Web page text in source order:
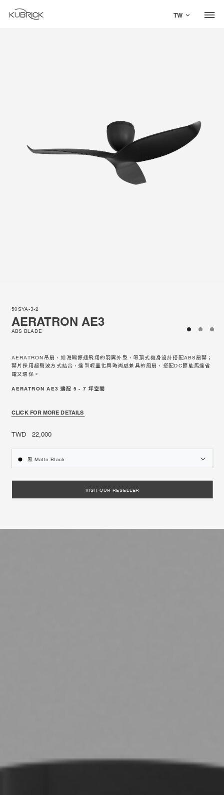
TW
Global Site
Mandarin
中文
50SYA-3-2
AERATRON AE3
ABS BLADE
AERATRON吊扇，如海鷗振翅飛翔的羽翼外型，吸頂式機身設計搭配ABS扇葉；
葉片採用超聲波方式結合，達到輕量化與時尚感兼具的風扇，搭配DC節能馬達省
電又環保。
AERATRON AE3 適配 5 - 7 坪空間
CLICK FOR MORE DETAILS
TWD 22,000
黑 Matte Black
VISIT OUR RESELLER